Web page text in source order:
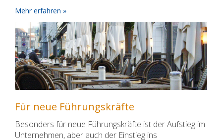
Mehr erfahren »
Für neue Führungskräfte
Besonders für neue Führungskräfte ist der Aufstieg im
Unternehmen, aber auch der Einstieg ins